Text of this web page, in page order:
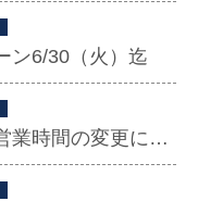
ン6/30（火）迄
【緊急事態宣言に伴うサロン営業時間の変更について】